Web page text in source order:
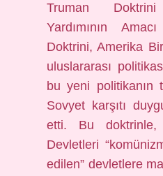
Truman
Yardımının
Doktrini, Amerika
uluslararası
bu yeni politikanın
Sovyet karşıtı
etti. Bu doktrinle,
Devletleri
edilen” devletlere